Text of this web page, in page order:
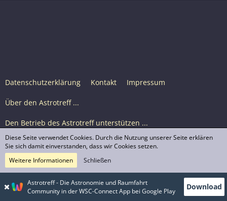
Datenschutzerklärung Kontakt Impressum
Über den Astrotreff ...
Den Betrieb des Astrotreff unterstützen ...
Nutzungsbedingungen
© Astrotreff 2001-2026, lizenziert unter CC BY-SA,
sofern für einzelne Inhalte nicht anders angegeben
Astrotreff - Die Astronomie und Raumfahrt
Community in der WSC-Connect App bei Google Play
Download
Diese Seite verwendet Cookies. Durch die Nutzung unserer Seite erklären
Sie sich damit einverstanden, dass wir Cookies setzen.
Weitere Informationen
Schließen